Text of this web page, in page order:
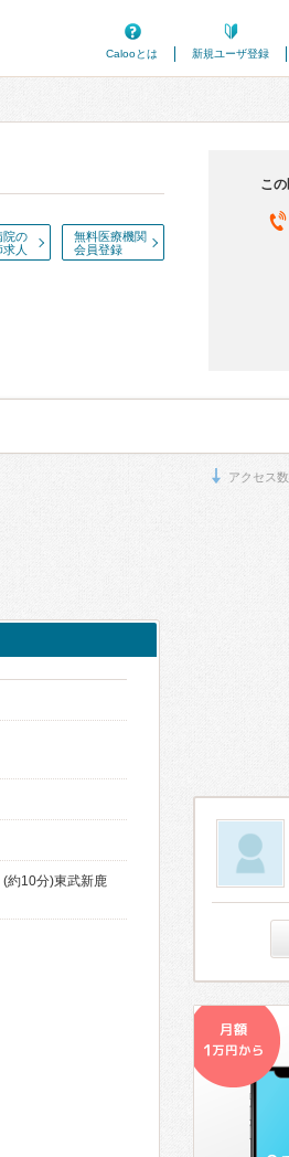
Calooとは
新規ユーザ登録
院の
人
無料医療機関
会員登録
こ
アクセス
約10分)東武新鹿